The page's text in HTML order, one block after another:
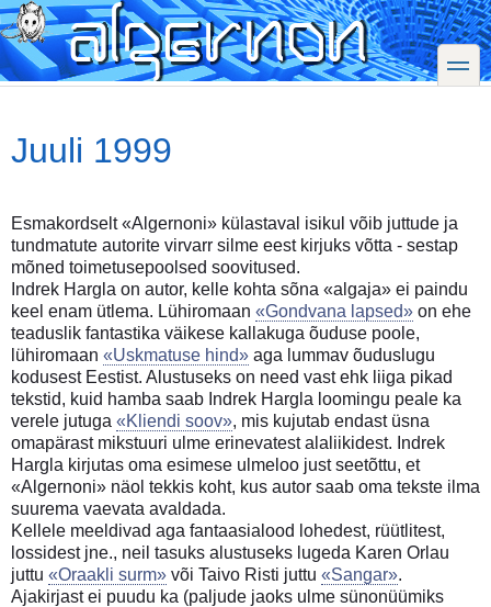
Skip
to
main
content
toggle
Juuli 1999
Esmakordselt «Algernoni» külastaval isikul võib juttude ja
tundmatute autorite virvarr silme eest kirjuks võtta - sestap
mõned toimetusepoolsed soovitused.
Indrek Hargla on autor, kelle kohta sõna «algaja» ei paindu
keel enam ütlema. Lühiromaan «Gondvana lapsed» on ehe
teaduslik fantastika väikese kallakuga õuduse poole,
lühiromaan «Uskmatuse hind» aga lummav õuduslugu
kodusest Eestist. Alustuseks on need vast ehk liiga pikad
tekstid, kuid hamba saab Indrek Hargla loomingu peale ka
verele jutuga «Kliendi soov», mis kujutab endast üsna
omapärast mikstuuri ulme erinevatest alaliikidest. Indrek
Hargla kirjutas oma esimese ulmeloo just seetõttu, et
«Algernoni» näol tekkis koht, kus autor saab oma tekste ilma
suurema vaevata avaldada.
Kellele meeldivad aga fantaasialood lohedest, rüütlitest,
lossidest jne., neil tasuks alustuseks lugeda Karen Orlau
juttu «Oraakli surm» või Taivo Risti juttu «Sangar».
Ajakirjast ei puudu ka (paljude jaoks ulme sünonüümiks